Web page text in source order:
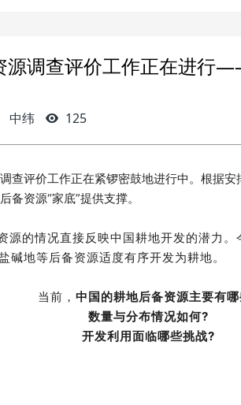
源调查评价工作正在进行
中纬 125
查评价工作正在紧锣密鼓地进行中。根据
备资源“家底”提供支撑。
源的情况直接反映中国耕地开发的潜力
碱地等后备资源适度有序开发为耕地。
当前，中国的耕地后备资源主要有
数量与分布情况如何?
开发利用面临哪些挑战?